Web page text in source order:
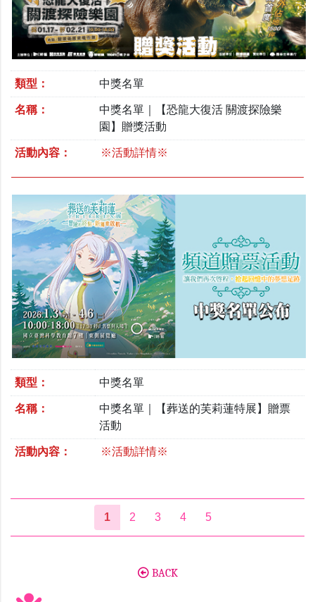
類型： 中獎名單
名稱：
中獎名單｜【恐龍大復活 關渡探險樂
園】贈獎活動
活動內容： ※活動詳情※
類型： 中獎名單
名稱：
中獎名單｜【葬送的芙莉蓮特展】贈票
活動
活動內容： ※活動詳情※
1 2 3 4 5
BACK